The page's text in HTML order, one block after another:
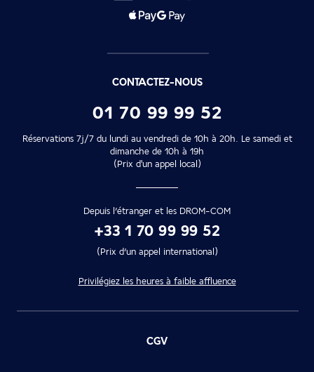
CONTACTEZ-NOUS
01 70 99 99 52
Réservations 7j/7 du lundi au vendredi de 10h à 20h. Le samedi et
dimanche de 10h à 19h
(Prix d'un appel local)
Depuis l’étranger et les DROM-COM
+33 1 70 99 99 52
(Prix d’un appel international)
Privilégiez les heures à faible affluence
CGV